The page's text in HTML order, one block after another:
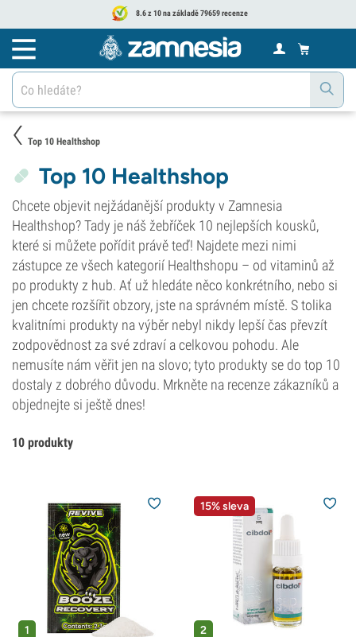
8.6 z 10 na základě 79659 recenze
Top 10 Healthshop
Top 10 Healthshop
Chcete objevit nejžádanější produkty v Zamnesia
Healthshop? Tady je náš žebříček 10 nejlepších kousků,
které si můžete pořídit právě teď! Najdete mezi nimi
zástupce ze všech kategorií Healthshopu – od vitaminů až
po produkty z hub. Ať už hledáte něco konkrétního, nebo si
jen chcete rozšířit obzory, jste na správném místě. S tolika
kvalitními produkty na výběr nebyl nikdy lepší čas převzít
zodpovědnost za své zdraví a celkovou pohodu. Ale
nemusíte nám věřit jen na slovo; tyto produkty se do top 10
dostaly z dobrého důvodu. Mrkněte na recenze zákazníků a
objednejte si ještě dnes!
10 produkty
1
15% sleva
2